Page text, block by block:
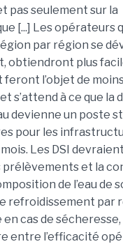
pas seulement sur la
[...] Les opérateurs
par région se
obtiendront plus
l’objet de moins
s’attend à ce que la
devienne un poste
pour les
mois. Les DSI
prélèvements et la
de l’eau de
refroidissement par
cas de sécheresse,
entre l’efficacité